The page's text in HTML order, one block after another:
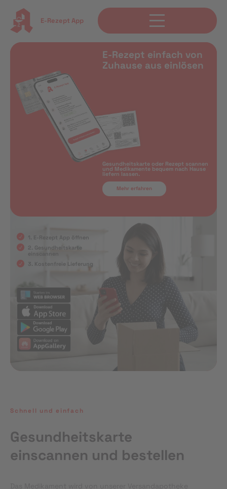
E-Rezept App
E-Rezept einfach von
Zuhause aus einlösen
Gesundheitskarte oder Rezept scannen
und Medikamente bequem nach Hause
liefern lassen.
Mehr erfahren
1. E-Rezept App öffnen
2. Gesundheitskarte
einscannen
3. Kostenfreie Lieferung
Schnell und einfach
Gesundheitskarte
einscannen und bestellen